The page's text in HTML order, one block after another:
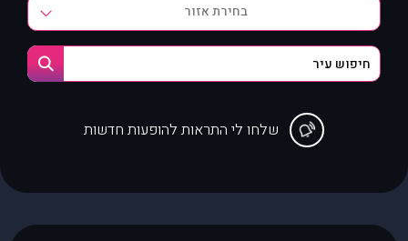
בחירת אזור
שלחו לי התראות להופעות חדשות